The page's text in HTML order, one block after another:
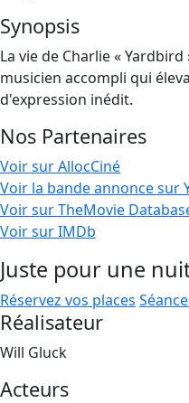
Synopsis
La vie de Charlie «
musicien accompli qui
d'expression inédit.
Nos Partenaires
Voir sur AllocCiné
Voir la bande annonce sur
Voir sur TheMovie
Voir sur IMDb
Juste pour une
Réservez vos places
Réalisateur
Will Gluck
Acteurs